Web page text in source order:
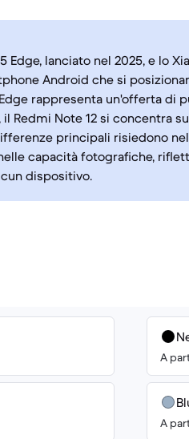
Edge, lanciato nel 2025, e lo
Android che si
rappresenta un'offerta di
il Redmi Note 12 si concentra
principali risiedono
capacità fotografiche,
dispositivo.
A
A